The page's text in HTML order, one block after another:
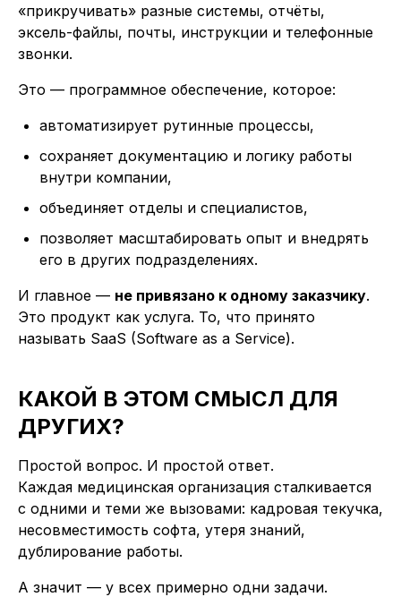
«прикручивать» разные системы, отчёты,
эксель-файлы, почты, инструкции и телефонные
звонки.
Это — программное обеспечение, которое:
автоматизирует рутинные процессы,
сохраняет документацию и логику работы
внутри компании,
объединяет отделы и специалистов,
позволяет масштабировать опыт и внедрять
его в других подразделениях.
И главное — не привязано к одному заказчику.
Это продукт как услуга. То, что принято
называть SaaS (Software as a Service).
КАКОЙ В ЭТОМ СМЫСЛ ДЛЯ
ДРУГИХ?
Простой вопрос. И простой ответ.
Каждая медицинская организация сталкивается
с одними и теми же вызовами: кадровая текучка,
несовместимость софта, утеря знаний,
дублирование работы.
А значит — у всех примерно одни задачи.